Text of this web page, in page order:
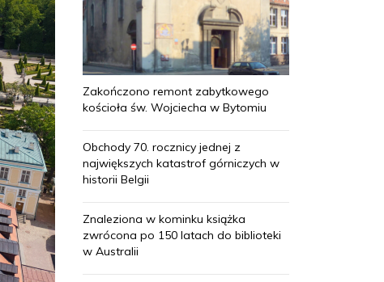
Zakończono remont zabytkowego
kościoła św. Wojciecha w Bytomiu
Obchody 70. rocznicy jednej z
największych katastrof górniczych w
historii Belgii
Znaleziona w kominku książka
zwrócona po 150 latach do biblioteki
w Australii